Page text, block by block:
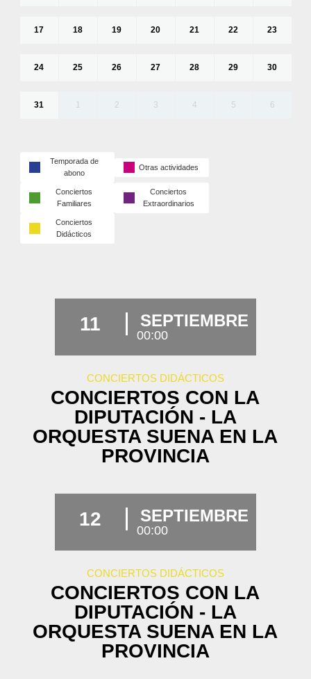
17 18 19 20 21 22 23
24 25 26 27 28 29 30
31 1 2 3 4 5 6
Temporada de
abono
Otras actividades
Conciertos
Familiares
Conciertos
Extraordinarios
Conciertos
Didácticos
11 SEPTIEMBRE
00:00
CONCIERTOS DIDÁCTICOS
CONCIERTOS CON LA
DIPUTACIÓN - LA
ORQUESTA SUENA EN LA
PROVINCIA
12 SEPTIEMBRE
00:00
CONCIERTOS DIDÁCTICOS
CONCIERTOS CON LA
DIPUTACIÓN - LA
ORQUESTA SUENA EN LA
PROVINCIA